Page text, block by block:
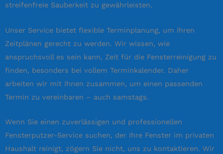
streifenfreie Sauberkeit zu gewährleisten.
Unser Service bietet flexible Terminplanung, um Ihren
Zeitplänen gerecht zu werden. Wir wissen, wie
anspruchsvoll es sein kann, Zeit für die Fensterreinigung zu
finden, besonders bei vollem Terminkalender. Daher
arbeiten wir mit Ihnen zusammen, um einen passenden
Termin zu vereinbaren – auch samstags.
Wenn Sie einen zuverlässigen und professionellen
Fensterputzer-Service suchen, der Ihre Fenster im privaten
Haushalt reinigt, zögern Sie nicht, uns zu kontaktieren. Wir